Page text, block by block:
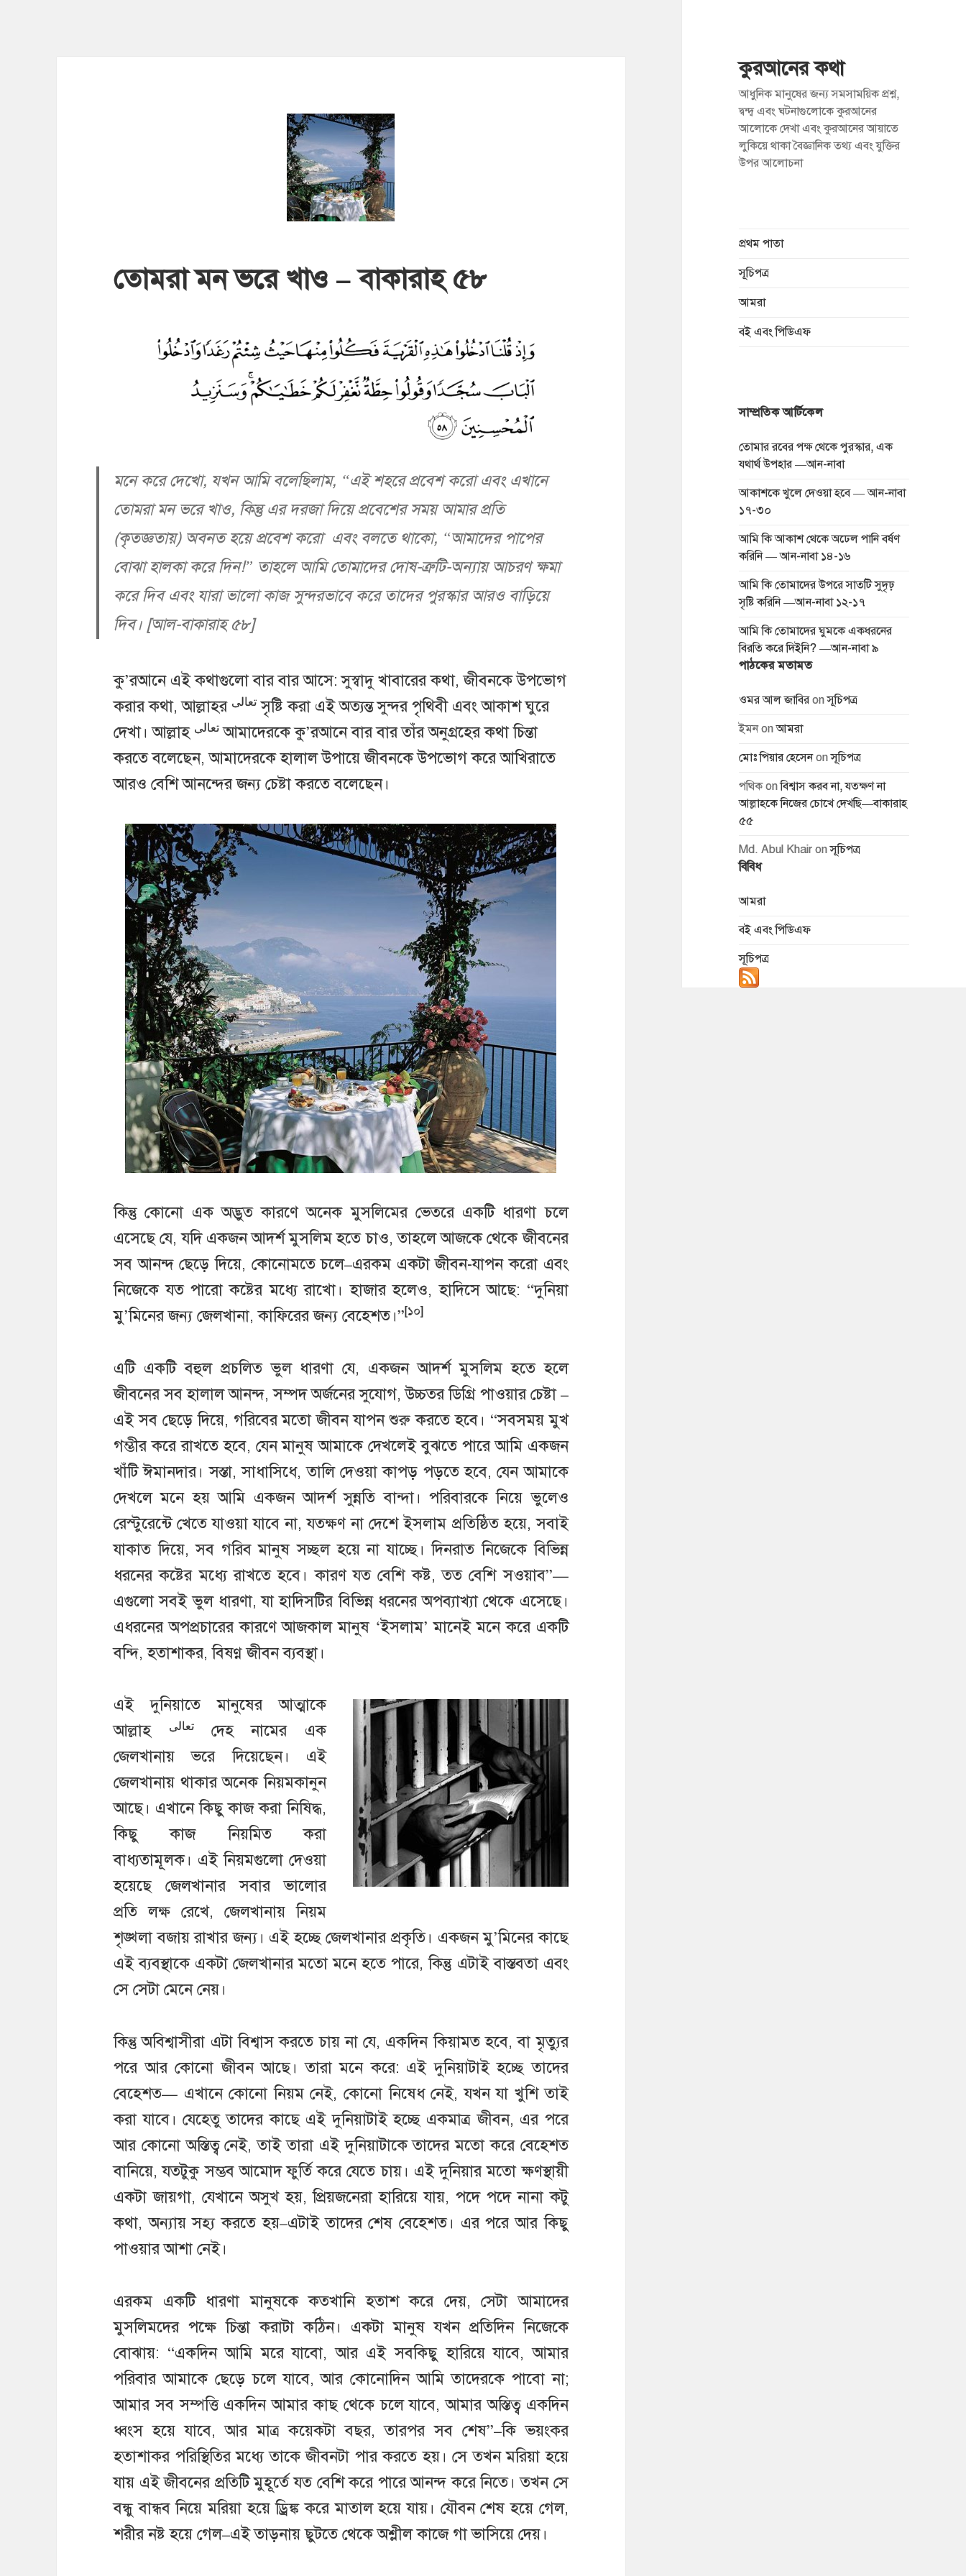
কুরআনের কথা
আধুনিক মানুষের জন্য সমসাময়িক প্রশ্ন,
দ্বন্দ্ব এবং ঘটনাগুলোকে কুরআনের
আলোকে দেখা এবং কুরআনের আয়াতে
লুকিয়ে থাকা বৈজ্ঞানিক তথ্য এবং যুক্তির
উপর আলোচনা
প্রথম পাতা
সূচিপত্র
আমরা
বই এবং পিডিএফ
সাম্প্রতিক আর্টিকেল
তোমার রবের পক্ষ থেকে পুরস্কার, এক
যথার্থ উপহার —আন-নাবা
আকাশকে খুলে দেওয়া হবে — আন-নাবা
১৭-৩০
আমি কি আকাশ থেকে অঢেল পানি বর্ষণ
করিনি — আন-নাবা ১৪-১৬
আমি কি তোমাদের উপরে সাতটি সুদৃঢ়
সৃষ্টি করিনি —আন-নাবা ১২-১৭
আমি কি তোমাদের ঘুমকে একধরনের
বিরতি করে দিইনি? —আন-নাবা ৯
পাঠকের মতামত
ওমর আল জাবিরonসূচিপত্র
ইমনonআমরা
মোঃ পিয়ার হেসেনonসূচিপত্র
পথিকonবিশ্বাস করব না, যতক্ষণ না
আল্লাহকে নিজের চোখে দেখছি—বাকারাহ
৫৫
Md. Abul Khaironসূচিপত্র
বিবিধ
আমরা
বই এবং পিডিএফ
সূচিপত্র
তোমরা মন ভরে খাও – বাকারাহ ৫৮
মনে করে দেখো, যখন আমি বলেছিলাম, “এই শহরে প্রবেশ করো এবং এখানে
তোমরা মন ভরে খাও, কিন্তু এর দরজা দিয়ে প্রবেশের সময় আমার প্রতি
(কৃতজ্ঞতায়) অবনত হয়ে প্রবেশ করো এবং বলতে থাকো, “আমাদের পাপের
বোঝা হালকা করে দিন!” তাহলে আমি তোমাদের দোষ-ত্রুটি-অন্যায় আচরণ ক্ষমা
করে দিব এবং যারা ভালো কাজ সুন্দরভাবে করে তাদের পুরস্কার আরও বাড়িয়ে
দিব। [আল-বাকারাহ ৫৮]
কু’রআনে এই কথাগুলো বার বার আসে: সুস্বাদু খাবারের কথা, জীবনকে উপভোগ
করার কথা, আল্লাহর تعالى সৃষ্টি করা এই অত্যন্ত সুন্দর পৃথিবী এবং আকাশ ঘুরে
দেখা। আল্লাহ تعالىআমাদেরকে কু’রআনে বার বার তাঁর অনুগ্রহের কথা চিন্তা
করতে বলেছেন, আমাদেরকে হালাল উপায়ে জীবনকে উপভোগ করে আখিরাতে
আরও বেশি আনন্দের জন্য চেষ্টা করতে বলেছেন।
কিন্তু কোনো এক অদ্ভুত কারণে অনেক মুসলিমের ভেতরে একটি ধারণা চলে
এসেছে যে, যদি একজন আদর্শ মুসলিম হতে চাও, তাহলে আজকে থেকে জীবনের
সব আনন্দ ছেড়ে দিয়ে, কোনোমতে চলে–এরকম একটা জীবন-যাপন করো এবং
নিজেকে যত পারো কষ্টের মধ্যে রাখো। হাজার হলেও, হাদিসে আছে: “দুনিয়া
মু’মিনের জন্য জেলখানা, কাফিরের জন্য বেহেশত।”[১০]
এটি একটি বহুল প্রচলিত ভুল ধারণা যে, একজন আদর্শ মুসলিম হতে হলে
জীবনের সব হালাল আনন্দ, সম্পদ অর্জনের সুযোগ, উচ্চতর ডিগ্রি পাওয়ার চেষ্টা –
এই সব ছেড়ে দিয়ে, গরিবের মতো জীবন যাপন শুরু করতে হবে। “সবসময় মুখ
গম্ভীর করে রাখতে হবে, যেন মানুষ আমাকে দেখলেই বুঝতে পারে আমি একজন
খাঁটি ঈমানদার। সস্তা, সাধাসিধে, তালি দেওয়া কাপড় পড়তে হবে, যেন আমাকে
দেখলে মনে হয় আমি একজন আদর্শ সুন্নতি বান্দা। পরিবারকে নিয়ে ভুলেও
রেস্টুরেন্টে খেতে যাওয়া যাবে না, যতক্ষণ না দেশে ইসলাম প্রতিষ্ঠিত হয়ে, সবাই
যাকাত দিয়ে, সব গরিব মানুষ সচ্ছল হয়ে না যাচ্ছে। দিনরাত নিজেকে বিভিন্ন
ধরনের কষ্টের মধ্যে রাখতে হবে। কারণ যত বেশি কষ্ট, তত বেশি সওয়াব”—
এগুলো সবই ভুল ধারণা, যা হাদিসটির বিভিন্ন ধরনের অপব্যাখ্যা থেকে এসেছে।
এধরনের অপপ্রচারের কারণে আজকাল মানুষ ‘ইসলাম’ মানেই মনে করে একটি
বন্দি, হতাশাকর, বিষণ্ণ জীবন ব্যবস্থা।
এই দুনিয়াতে মানুষের আত্মাকে
আল্লাহ
تعالىদেহ নামের এক
জেলখানায় ভরে দিয়েছেন। এই
জেলখানায় থাকার অনেক নিয়মকানুন
আছে। এখানে কিছু কাজ করা নিষিদ্ধ,
কিছু কাজ নিয়মিত করা
বাধ্যতামূলক। এই নিয়মগুলো দেওয়া
হয়েছে জেলখানার সবার ভালোর
প্রতি লক্ষ রেখে, জেলখানায় নিয়ম
শৃঙ্খলা বজায় রাখার জন্য। এই হচ্ছে জেলখানার প্রকৃতি। একজন মু’মিনের কাছে
এই ব্যবস্থাকে একটা জেলখানার মতো মনে হতে পারে, কিন্তু এটাই বাস্তবতা এবং
সে সেটা মেনে নেয়।
কিন্তু অবিশ্বাসীরা এটা বিশ্বাস করতে চায় না যে, একদিন কিয়ামত হবে, বা মৃত্যুর
পরে আর কোনো জীবন আছে। তারা মনে করে: এই দুনিয়াটাই হচ্ছে তাদের
বেহেশত— এখানে কোনো নিয়ম নেই, কোনো নিষেধ নেই, যখন যা খুশি তাই
করা যাবে। যেহেতু তাদের কাছে এই দুনিয়াটাই হচ্ছে একমাত্র জীবন, এর পরে
আর কোনো অস্তিত্ব নেই, তাই তারা এই দুনিয়াটাকে তাদের মতো করে বেহেশত
বানিয়ে, যতটুকু সম্ভব আমোদ ফুর্তি করে যেতে চায়। এই দুনিয়ার মতো ক্ষণস্থায়ী
একটা জায়গা, যেখানে অসুখ হয়, প্রিয়জনেরা হারিয়ে যায়, পদে পদে নানা কটু
কথা, অন্যায় সহ্য করতে হয়–এটাই তাদের শেষ বেহেশত। এর পরে আর কিছু
পাওয়ার আশা নেই।
এরকম একটি ধারণা মানুষকে কতখানি হতাশ করে দেয়, সেটা আমাদের
মুসলিমদের পক্ষে চিন্তা করাটা কঠিন। একটা মানুষ যখন প্রতিদিন নিজেকে
বোঝায়: “একদিন আমি মরে যাবো, আর এই সবকিছু হারিয়ে যাবে, আমার
পরিবার আমাকে ছেড়ে চলে যাবে, আর কোনোদিন আমি তাদেরকে পাবো না;
আমার সব সম্পত্তি একদিন আমার কাছ থেকে চলে যাবে, আমার অস্তিত্ব একদিন
ধ্বংস হয়ে যাবে, আর মাত্র কয়েকটা বছর, তারপর সব শেষ”–কি ভয়ংকর
হতাশাকর পরিস্থিতির মধ্যে তাকে জীবনটা পার করতে হয়। সে তখন মরিয়া হয়ে
যায় এই জীবনের প্রতিটি মুহূর্তে যত বেশি করে পারে আনন্দ করে নিতে। তখন সে
বন্ধু বান্ধব নিয়ে মরিয়া হয়ে ড্রিঙ্ক করে মাতাল হয়ে যায়। যৌবন শেষ হয়ে গেল,
শরীর নষ্ট হয়ে গেল–এই তাড়নায় ছুটতে থেকে অশ্লীল কাজে গা ভাসিয়ে দেয়।